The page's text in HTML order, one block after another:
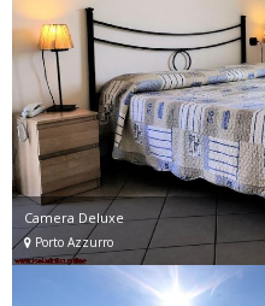
Camera Deluxe
Porto Azzurro